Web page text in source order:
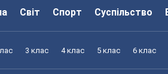
Світ Спорт Суспільство
3 клас 4 клас 5 клас 6 клас